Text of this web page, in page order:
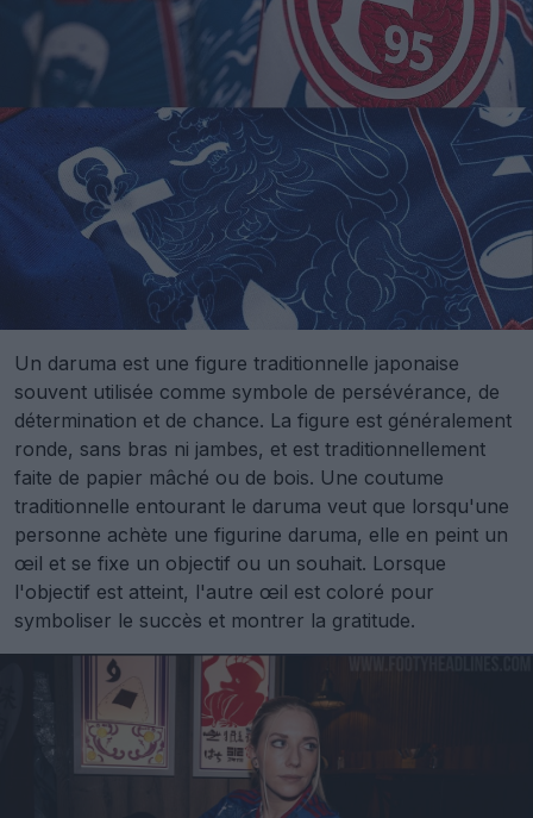
Un daruma est une figure traditionnelle japonaise
souvent utilisée comme symbole de persévérance, de
détermination et de chance. La figure est généralement
ronde, sans bras ni jambes, et est traditionnellement
faite de papier mâché ou de bois. Une coutume
traditionnelle entourant le daruma veut que lorsqu'une
personne achète une figurine daruma, elle en peint un
œil et se fixe un objectif ou un souhait. Lorsque
l'objectif est atteint, l'autre œil est coloré pour
symboliser le succès et montrer la gratitude.